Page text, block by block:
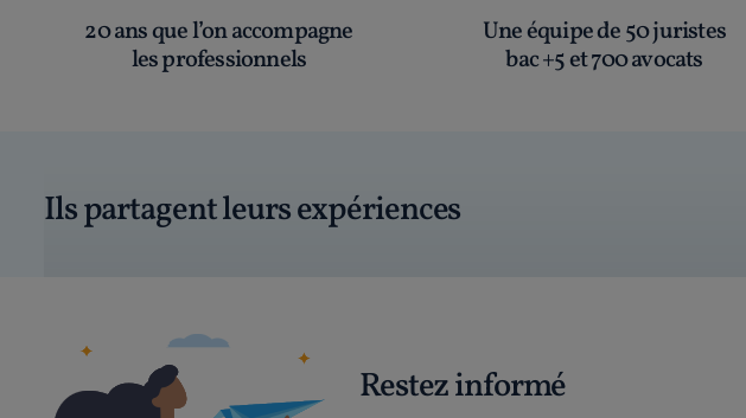
20 ans que l’on accompagne
les professionnels
Une équipe de 50 juristes
bac +5 et 700 avocats
Ils partagent leurs expériences
Restez informé